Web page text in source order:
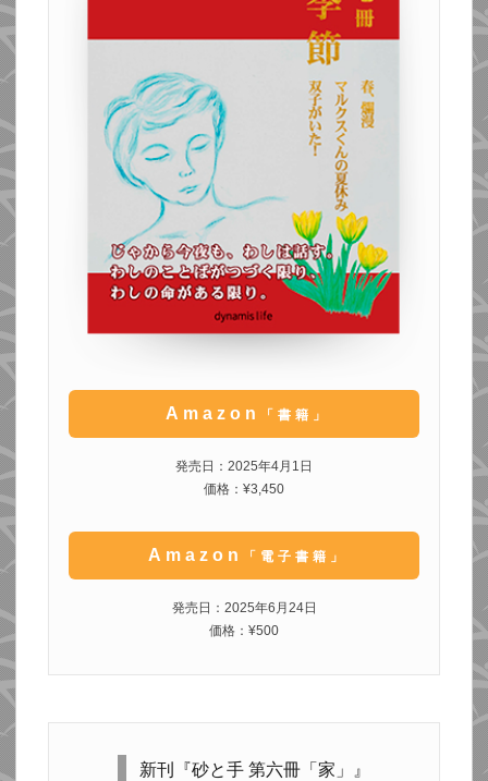
Amazon 「書籍」
発売日：2025年4月1日
価格：¥3,450
Amazon 「電子書籍」
発売日：2025年6月24日
価格：¥500
新刊『砂と手 第六冊「家」』